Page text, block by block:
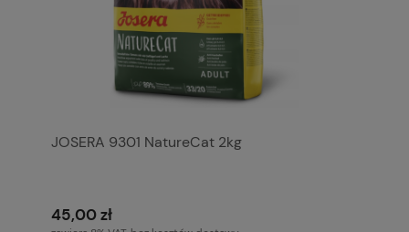
JOSERA 9301 NatureCat 2kg
45,00 zł